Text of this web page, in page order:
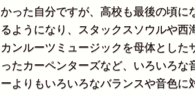
かった自分ですが、高校も最後の頃に
るようになり、スタックスソウルや西
カンルーツミュージックを母体とし
ったカーペンターズなど、いろいろ
ーよりもいろいろなバランスや音色に